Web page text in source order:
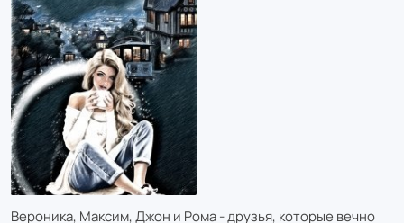
Вероника, Максим, Джон и Рома - друзья, которые вечно